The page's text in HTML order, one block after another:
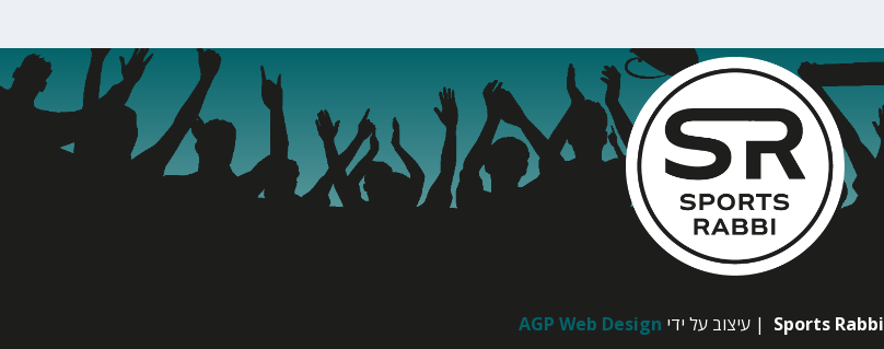
Sports Rabbi | עיצוב על ידי AGP Web Design